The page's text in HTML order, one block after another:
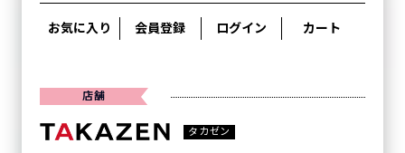
お気に入り 会員登録 ログイン カート
店舗
タカゼン